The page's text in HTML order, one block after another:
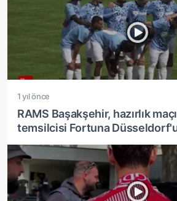
1 yıl önce
RAMS Başakşehir, hazırlık
temsilcisi Fortuna